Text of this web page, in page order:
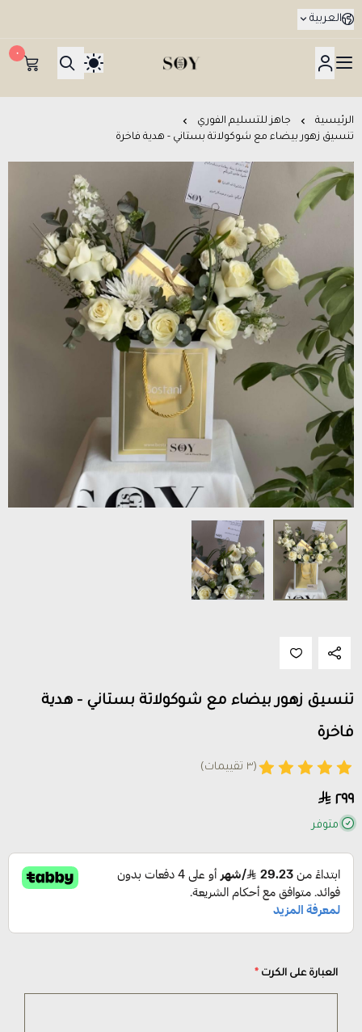
العربية
هدايا جدة SOY Gifts بتوصيل في نفس اليوم
٠
الرئيسية
جاهز للتسليم الفوري
تنسيق زهور بيضاء مع شوكولاتة بستاني - هدية فاخرة
تنسيق زهور بيضاء مع شوكولاتة بستاني - هدية
فاخرة
(٣ تقييمات)
٢٩٩
متوفر
العبارة على الكرت *